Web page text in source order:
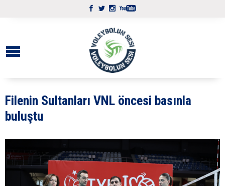
Filenin Sultanları VNL öncesi basınla
buluştu